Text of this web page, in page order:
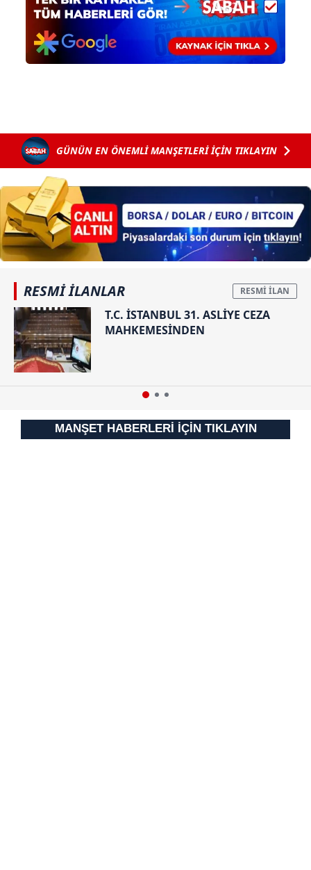
Sitemizde kendimize ve üçüncü kişilere ait çerezler
kullanılmaktadır. Bu çerezler vasıtasıyla çeşitli kişisel
verileriniz işlenmekte olup gerekli olan çerezler bilgi
toplumu hizmetlerinin sunulması amacıyla
sınırlı olarak açık rızanız dahilinde kullanılacaktır.
Çerezlere ilişkin tercihlerinizi aşağıda yer alan panel
vasıtasıyla belirleyebilirsiniz. Çerezlere ilişkin detaylı bilgi
için Ayarlar butonuna tıklayabilir,
Çerez Bilgilendirme
Metnimiziziyaret edebilirsiniz.
6698 sayılı Kişisel Verilerin Korunması Kanunu uyarınca
hazırlanmış Aydınlatma Metnimizi okumak ve sitemizde
ilgili mevzuata uygun olarak kullanılan çerezlerle ilgili bilgi
almak için lütfen tıklayınız
GÜNÜN EN ÖNEMLİ MANŞETLERİ İÇİN TIKLAYIN
RESMİ İLANLAR
T.C. İSTANBUL 31. ASLİYE CEZA
MAHKEMESİNDEN
MANŞET HABERLERİ İÇİN TIKLAYIN